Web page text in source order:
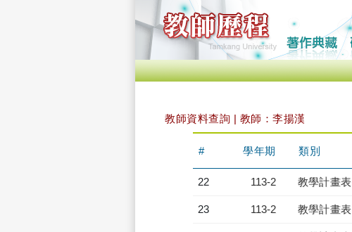
教師資料查詢 | 教師：李揚漢
# 學年期 類別
22 113-2 教學計畫表
23 113-2 教學計畫表